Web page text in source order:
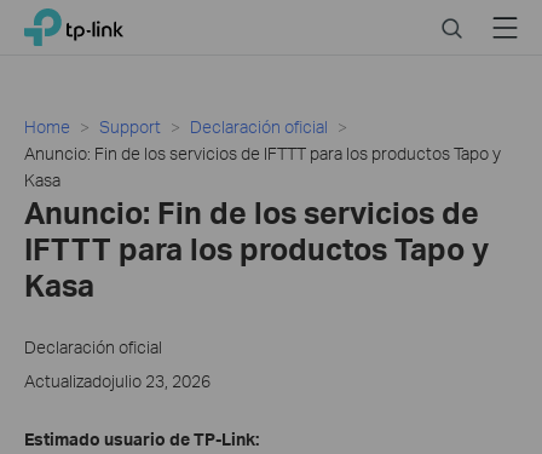
Click
navigation
TP-Link, Reliably Smart SearchMenu
Home Support
Declaración oficial
Anuncio: Fin de los servicios de IFTTT para los productos Tapo y
Kasa
Anuncio: Fin de los servicios de
IFTTT para los productos Tapo y
Kasa
Declaración oficial
Actualizadojulio 23, 2026
Estimado usuario de TP-Link: